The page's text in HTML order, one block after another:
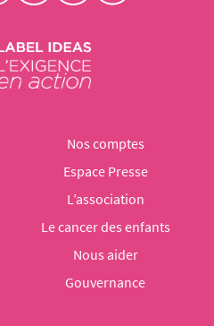
Nos comptes
Espace Presse
L’association
Le cancer des enfants
Nous aider
Gouvernance